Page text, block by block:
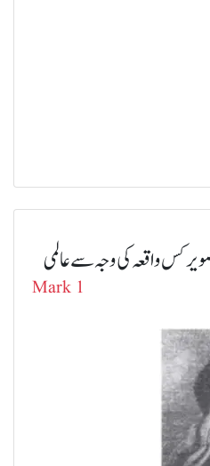
کس واقعہ کی وجہ سے عالمی
Mark 1